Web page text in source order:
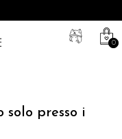
0
solo presso i